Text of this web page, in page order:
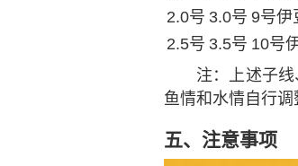
2.0号 3.0号 9号伊
2.5号 3.5号 10号
注 ：上述子
鱼情和水情自行调
五、注意事项